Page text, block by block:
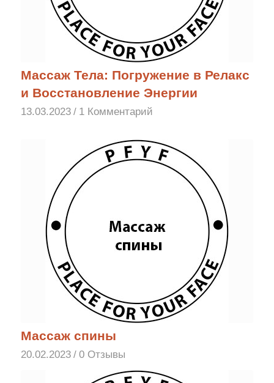
Массаж Тела: Погружение в Релакс
и Восстановление Энергии
13.03.2023 / 1 Комментарий
Массаж спины
20.02.2023 / 0 Отзывы